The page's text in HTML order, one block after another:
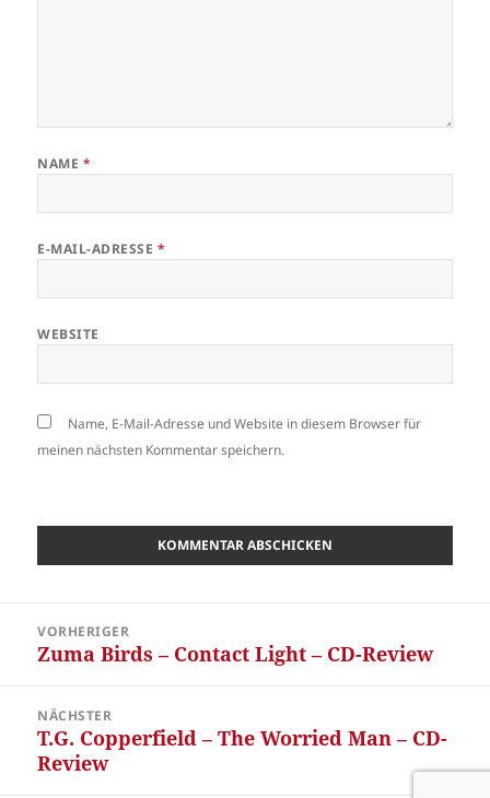
NAME *
E-MAIL-ADRESSE *
WEBSITE
Name, E-Mail-Adresse und Website in diesem Browser für
meinen nächsten Kommentar speichern.
VORHERIGER
Vorheriger
Zuma Birds – Contact Light – CD-Review
NÄCHSTER
Nächster
Beitrag:
T.G. Copperfield – The Worried Man – CD-
Review